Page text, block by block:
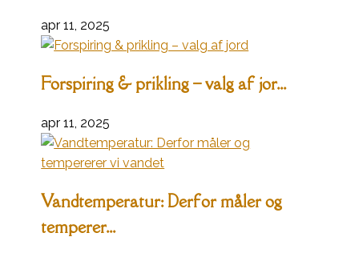
apr 11, 2025
Forspiring & prikling – valg af jor...
apr 11, 2025
Vandtemperatur: Derfor måler og
temperer...